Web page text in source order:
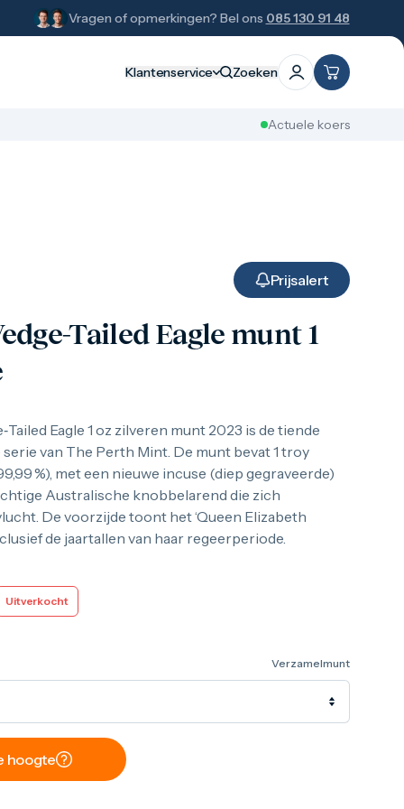
Vragen of opmerkingen? Bel ons 085 130 91 48
Klantenservice Zoeken
Actuele koers
Prijsalert
Tailed Eagle munt 1
Eagle 1 oz zilveren munt 2023 is de tiende
van The Perth Mint. De munt bevat 1 troy
%), met een nieuwe incuse (diep gegraveerde)
Australische knobbelarend die zich
De voorzijde toont het ‘Queen Elizabeth
de jaartallen van haar regeerperiode.
Uitverkocht
Verzamelmunt
hoogte